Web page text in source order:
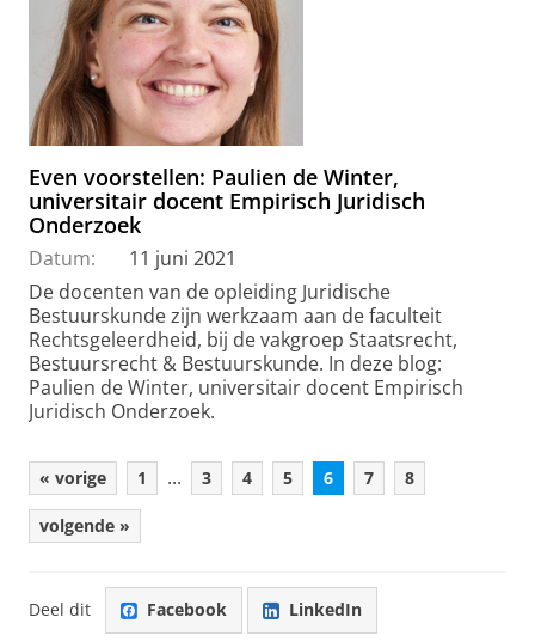
Even voorstellen: Paulien de Winter,
universitair docent Empirisch Juridisch
Onderzoek
Datum:
11 juni 2021
De docenten van de opleiding Juridische
Bestuurskunde zijn werkzaam aan de faculteit
Rechtsgeleerdheid, bij de vakgroep Staatsrecht,
Bestuursrecht & Bestuurskunde. In deze blog:
Paulien de Winter, universitair docent Empirisch
Juridisch Onderzoek.
« vorige 1 ... 3 4 5 6 7 8
volgende »
Deel dit Facebook LinkedIn